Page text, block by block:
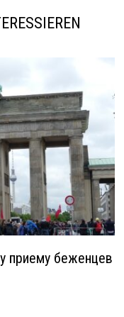
приему беженцев